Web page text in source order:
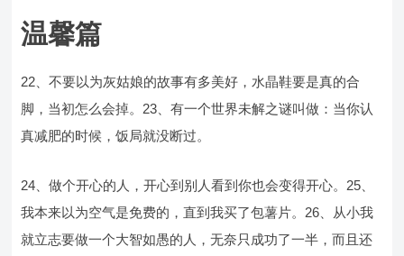
温馨篇
22、不要以为灰姑娘的故事有多美好，水晶鞋要是真的合
脚，当初怎么会掉。23、有一个世界未解之谜叫做：当你认
真减肥的时候，饭局就没断过。
24、做个开心的人，开心到别人看到你也会变得开心。25、
我本来以为空气是免费的，直到我买了包薯片。26、从小我
就立志要做一个大智如愚的人，无奈只成功了一半，而且还